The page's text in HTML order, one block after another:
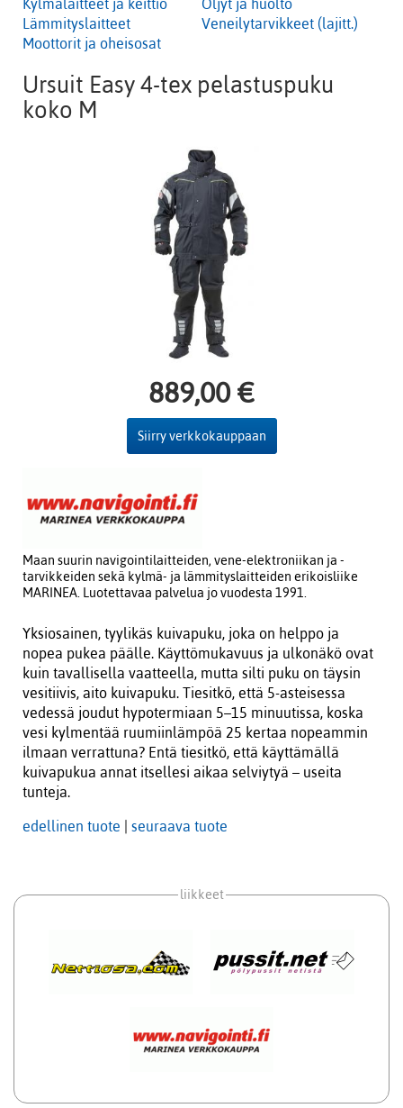
Kylmälaitteet ja keittiö
Lämmityslaitteet
Moottorit ja oheisosat
Öljyt ja huolto
Veneilytarvikkeet (lajitt.)
Ursuit Easy 4-tex pelastuspuku
koko M
889,00 €
Siirry verkkokauppaan
Maan suurin navigointilaitteiden, vene-elektroniikan ja -
tarvikkeiden sekä kylmä- ja lämmityslaitteiden erikoisliike
MARINEA. Luotettavaa palvelua jo vuodesta 1991.
Yksiosainen, tyylikäs kuivapuku, joka on helppo ja
nopea pukea päälle. Käyttömukavuus ja ulkonäkö ovat
kuin tavallisella vaatteella, mutta silti puku on täysin
vesitiivis, aito kuivapuku. Tiesitkö, että 5-asteisessa
vedessä joudut hypotermiaan 5–15 minuutissa, koska
vesi kylmentää ruumiinlämpöä 25 kertaa nopeammin
ilmaan verrattuna? Entä tiesitkö, että käyttämällä
kuivapukua annat itsellesi aikaa selviytyä – useita
tunteja.
edellinen tuote seuraava tuote
liikkeet